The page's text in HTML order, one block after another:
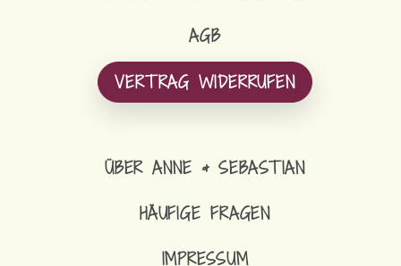
AGB
VERTRAG WIDERRUFEN
ÜBER ANNE & SEBASTIAN
HÄUFIGE FRAGEN
IMPRESSUM